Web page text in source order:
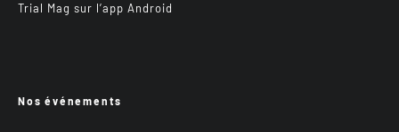
Trial Mag sur l’app Android
Nos événements